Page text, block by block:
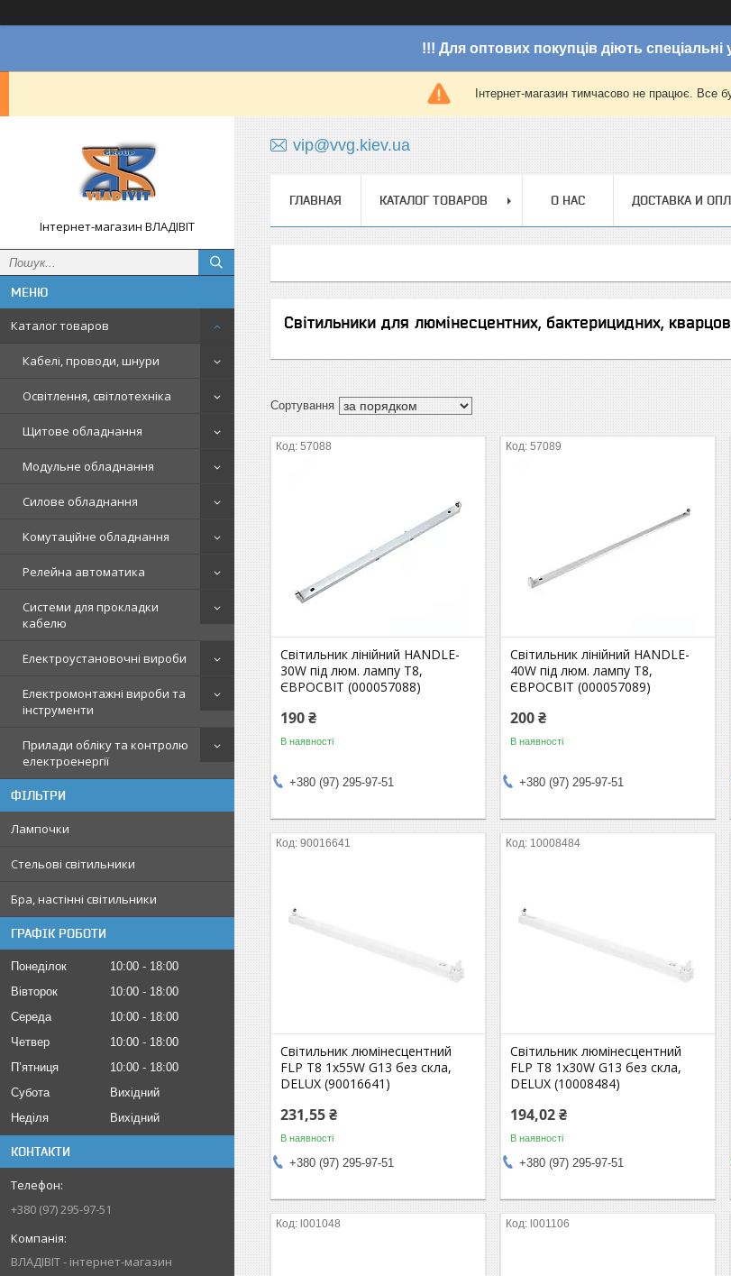
!!! Для оптових покупців діють спеціальні
Інтернет-магазин тимчасово не працює. Все
Інтернет-магазин ВЛАДІВІТ
Каталог товаров
Кабелі, проводи, шнури
Освітлення, світлотехніка
Щитове обладнання
Модульне обладнання
Силове обладнання
Комутаційне обладнання
Релейна автоматика
Системи для прокладки
кабелю
Електроустановочні вироби
Електромонтажні вироби та
інструменти
Прилади обліку та контролю
електроенергії
ФІЛЬТРИ
Лампочки
Стельові світильники
Бра, настінні світильники
ГРАФІК РОБОТИ
Понеділок 10:00
18:00
Вівторок
10:00
18:00
Середа
10:00
18:00
Четвер
10:00
18:00
Пʼятниця
10:00
18:00
Субота
Вихідний
Неділя
Вихідний
КОНТАКТИ
+380 (97) 295-97-51
ВЛАДІВІТ - інтернет-магазин
vip@vvg.kiev.ua
ГЛАВНАЯ КАТАЛОГ ТОВАРОВ О НАС ДОСТАВКА И
Світильники для люмінесцентних, бактерицидних,
57088
Світильник лінійний HANDLE-
30W під люм. лампу Т8,
ЄВРОСВІТ (000057088)
190 ₴
В наявності
+380 (97) 295-97-51
57089
Світильник лінійний HANDLE-
40W під люм. лампу Т8,
ЄВРОСВІТ (000057089)
200 ₴
В наявності
+380 (97) 295-97-51
90016641
Світильник люмінесцентний
FLP Т8 1x55W G13 без скла,
DELUX (90016641)
231,55 ₴
В наявності
+380 (97) 295-97-51
10008484
Світильник люмінесцентний
FLP Т8 1x30W G13 без скла,
DELUX (10008484)
194,02 ₴
В наявності
+380 (97) 295-97-51
l001048 l001106